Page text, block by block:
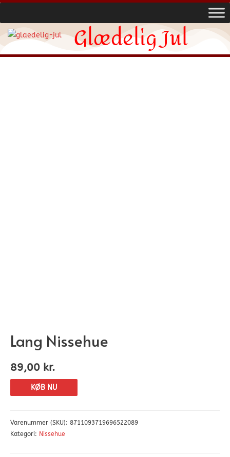
Glædelig Jul
Lang Nissehue
89,00 kr.
KØB NU
Varenummer (SKU): 8711093719696522089
Kategori: Nissehue